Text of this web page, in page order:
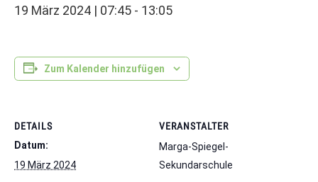
19 März 2024 | 07:45 - 13:05
Zum Kalender hinzufügen
DETAILS
Datum:
19 März 2024
VERANSTALTER
Marga-Spiegel-
Sekundarschule